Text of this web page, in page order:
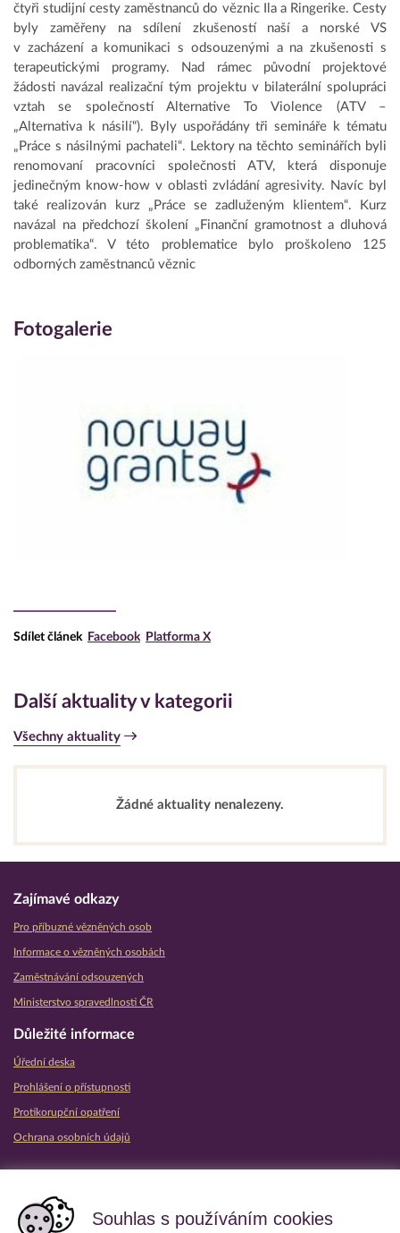
Souhlas s používáním cookies
čtyři studijní cesty zaměstnanců do věznic Ila a Ringerike. Cesty
byly zaměřeny na sdílení zkušeností naší a norské VS
v zacházení a komunikaci s odsouzenými a na zkušenosti s
terapeutickými programy. Nad rámec původní projektové
žádosti navázal realizační tým projektu v bilaterální spolupráci
vztah se společností Alternative To Violence (ATV –
„Alternativa k násilí“). Byly uspořádány tři semináře k tématu
„Práce s násilnými pachateli“. Lektory na těchto seminářích byli
renomovaní pracovníci společnosti ATV, která disponuje
jedinečným know-how v oblasti zvládání agresivity. Navíc byl
také realizován kurz „Práce se zadluženým klientem“. Kurz
navázal na předchozí školení „Finanční gramotnost a dluhová
problematika“. V této problematice bylo proškoleno 125
odborných zaměstnanců věznic
Fotogalerie
Sdílet článek Facebook Platforma X
Další aktuality v kategorii
Všechny aktuality
Žádné aktuality nenalezeny.
Zajímavé odkazy
Pro příbuzné vězněných osob
Informace o vězněných osobách
Zaměstnávání odsouzených
Ministerstvo spravedlnosti ČR
Důležité informace
Úřední deska
Prohlášení o přístupnosti
Protikorupční opatření
Ochrana osobních údajů